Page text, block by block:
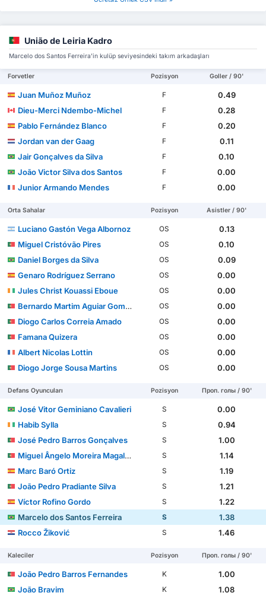
União de Leiria Kadro
Marcelo dos Santos Ferreira'in kulüp seviyesindeki takım arkadaşları
Forvetler Pozisyon Goller / 90'
Juan Muñoz Muñoz F
0.49
Dieu-Merci Ndembo-Michel
F
0.28
Pablo Fernández Blanco
F
0.20
Jordan van der Gaag
F
0.11
Jair Gonçalves da Silva
F
0.10
João Victor Silva dos Santos
F
0.00
Junior Armando Mendes
F 0.00
Orta Sahalar Pozisyon Asistler / 90'
Luciano Gastón Vega Albornoz OS
0.13
Miguel Cristóvão Pires
OS
0.10
Daniel Borges da Silva
OS
0.09
Genaro Rodríguez Serrano
OS
0.00
Jules Christ Kouassi Eboue
OS
0.00
Bernardo Martim Aguiar Gomes
OS
0.00
Diogo Carlos Correia Amado
OS
0.00
Famana Quizera
OS
0.00
Albert Nicolas Lottin
OS
0.00
Diogo Jorge Sousa Martins
OS 0.00
Defans Oyuncuları Pozisyon Проп. голы / 90'
José Vitor Geminiano Cavalieri S
0.00
Habib Sylla
S
0.94
José Pedro Barros Gonçalves
S
1.00
Miguel Ângelo Moreira Magalhães
S
1.14
Marc Baró Ortiz
S
1.19
João Pedro Pradiante Silva
S
1.21
Víctor Rofino Gordo
S
1.22
Marcelo dos Santos Ferreira
S
1.38
Rocco Žiković
S 1.46
Kaleciler Pozisyon Проп. голы / 90'
João Pedro Barros Fernandes K
1.00
João Bravim
K
1.08